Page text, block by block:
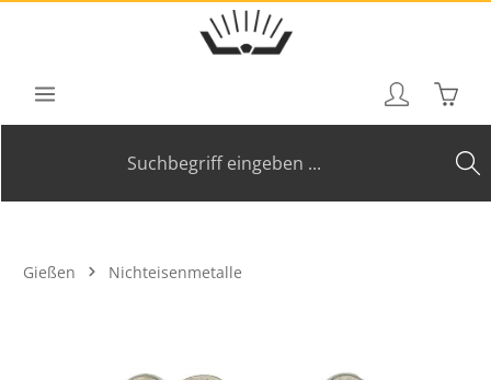
Zum Hauptinhalt springen
Gießen Nichteisenmetalle